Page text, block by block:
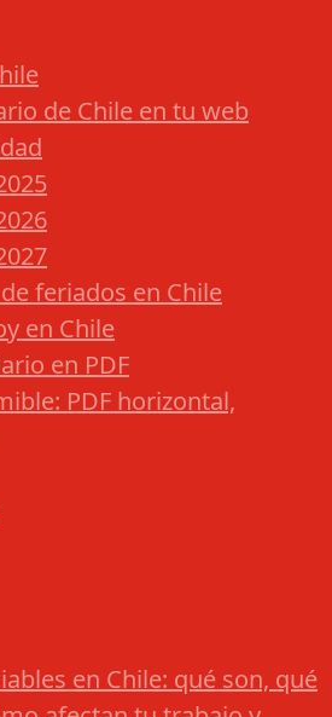
de Chile en tu web
feriados en Chile
en Chile
en PDF
PDF horizontal,
en Chile: qué son, qué